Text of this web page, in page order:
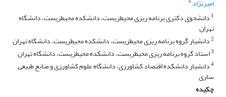
امیرنژاد
1 دانشجوی دکتری برنامه ریزی محیطزیست، دانشکده محیطزیست، دانشگاه
تهران
2دانشیار گروه برنامه ریزی محیطزیست، دانشکده محیطزیست، دانشگاه تهران
3استاد گروه برنامه ریزی محیطزیست، دانشکده محیطزیست، دانشگاه تهران
4دانشیار دانشکده اقتصاد کشاورزی، دانشگاه علوم کشاورزی و منابع طبیعی
ساری
چکیده